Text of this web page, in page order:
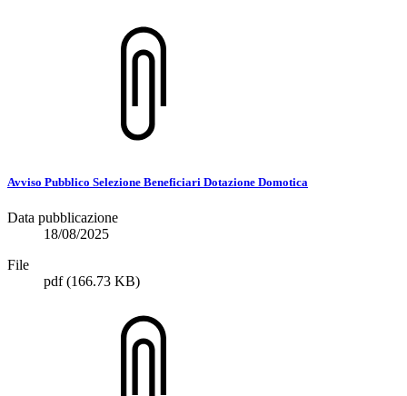
Avviso Pubblico Selezione Beneficiari Dotazione Domotica
Data pubblicazione
18/08/2025
File
pdf(166.73 KB)